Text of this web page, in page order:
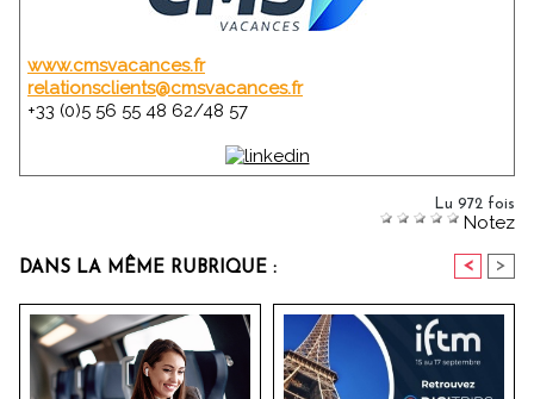
www.cmsvacances.fr
relationsclients@cmsvacances.fr
+33 (0)5 56 55 48 62/48 57
Lu 972 fois
Notez
DANS LA MÊME RUBRIQUE : < >